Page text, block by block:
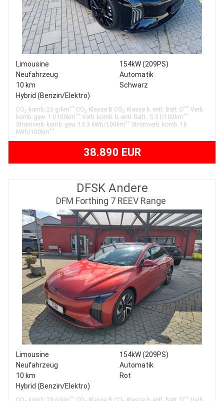
Limousine
Neufahrzeug
10 km
Hybrid (Benzin/Elektro)
154kW (209PS)
Automatik
Schwarz
CO2 komb.:23 g/km ** CO2 Klasse:B CO2 Klasse b. entl. Batt.:D ** Verb.
komb. gew.:1 l/100km ** Verb. komb. b. entl. Batt.: 5.3 l/100km **
Stromverb. komb. gew.:13.3 kWh/100km ** Stromverb .komb.:16
kWh/100km **
38.890 EUR
DFSK Andere
DFM Forthing 7 REEV Range
Limousine
Neufahrzeug
10 km
Hybrid (Benzin/Elektro)
154kW (209PS)
Automatik
Rot
** **